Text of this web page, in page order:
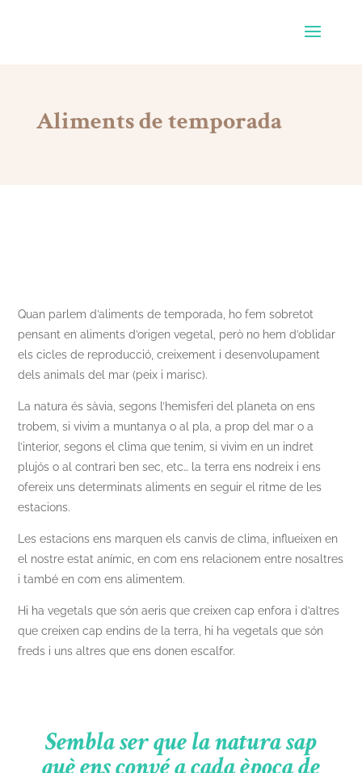
Aliments de temporada
Quan parlem d’aliments de temporada, ho fem sobretot
pensant en aliments d’origen vegetal, però no hem d’oblidar
els cicles de reproducció, creixement i desenvolupament
dels animals del mar (peix i marisc).
La natura és sàvia, segons l’hemisferi del planeta on ens
trobem, si vivim a muntanya o al pla, a prop del mar o a
l’interior, segons el clima que tenim, si vivim en un indret
plujós o al contrari ben sec, etc… la terra ens nodreix i ens
ofereix uns determinats aliments en seguir el ritme de les
estacions.
Les estacions ens marquen els canvis de clima, influeixen en
el nostre estat anímic, en com ens relacionem entre nosaltres
i també en com ens alimentem.
Hi ha vegetals que són aeris que creixen cap enfora i d’altres
que creixen cap endins de la terra, hi ha vegetals que són
freds i uns altres que ens donen escalfor.
Sembla ser que la natura sap